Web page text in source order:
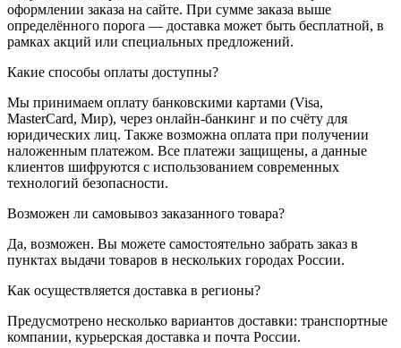
оформлении заказа на сайте. При сумме заказа выше
определённого порога — доставка может быть бесплатной, в
рамках акций или специальных предложений.
Какие способы оплаты доступны?
Мы принимаем оплату банковскими картами (Visa,
MasterCard, Мир), через онлайн-банкинг и по счёту для
юридических лиц. Также возможна оплата при получении
наложенным платежом. Все платежи защищены, а данные
клиентов шифруются с использованием современных
технологий безопасности.
Возможен ли самовывоз заказанного товара?
Да, возможен. Вы можете самостоятельно забрать заказ в
пунктах выдачи товаров в нескольких городах России.
Как осуществляется доставка в регионы?
Предусмотрено несколько вариантов доставки: транспортные
компании, курьерская доставка и почта России.